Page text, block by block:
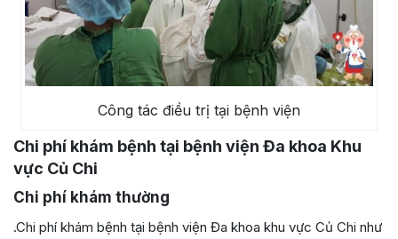
Công tác điều trị tại bệnh viện
Chi phí khám bệnh tại bệnh viện Đa khoa Khu
vực Củ Chi
Chi phí khám thường
.Chi phí khám bệnh tại bệnh viện Đa khoa khu vực Củ Chi như